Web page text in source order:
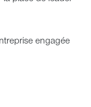
engagée